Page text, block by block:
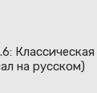
на русском)